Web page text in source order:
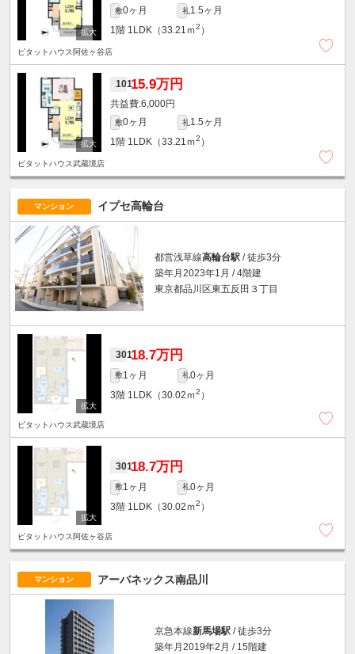
敷0ヶ月 礼1.5ヶ月
1階 1LDK（33.21ｍ2 ）
ピタットハウス阿佐ヶ谷店
10115.9万円
6,000円
敷0ヶ月 礼1.5ヶ月
1階 1LDK（33.21ｍ2 ）
ピタットハウス武蔵境店
マンション イプセ高輪台
都営浅草線高輪台駅 / 徒歩3分
築年月2023年1月 / 4階建
東京都品川区東五反田３丁目
30118.7万円
敷1ヶ月 礼0ヶ月
3階 1LDK（30.02ｍ2 ）
ピタットハウス武蔵境店
30118.7万円
敷1ヶ月 礼0ヶ月
3階 1LDK（30.02ｍ2 ）
ピタットハウス阿佐ヶ谷店
マンション アーバネックス南品川
京急本線新馬場駅 / 徒歩3分
築年月2019年2月 / 15階建